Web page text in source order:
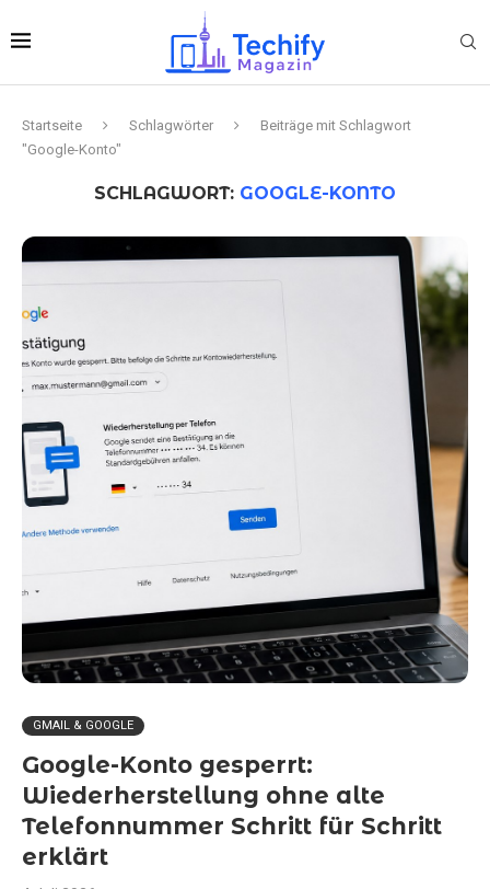
Startseite Schlagwörter
Beiträge mit Schlagwort
"Google-Konto"
SCHLAGWORT: GOOGLE-KONTO
GMAIL & GOOGLE
Google-Konto gesperrt:
Wiederherstellung ohne alte
Telefonnummer Schritt für Schritt
erklärt